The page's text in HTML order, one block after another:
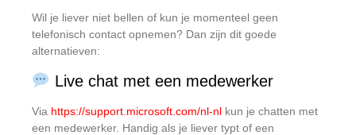
Wil je liever niet bellen of kun je momenteel geen
telefonisch contact opnemen? Dan zijn dit goede
alternatieven:
Live chat met een medewerker
Via https://support.microsoft.com/nl-nl kun je chatten met
een medewerker. Handig als je liever typt of een